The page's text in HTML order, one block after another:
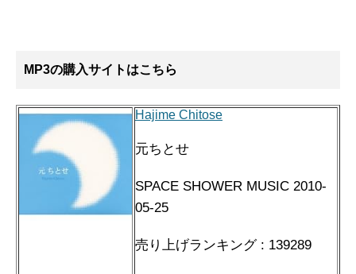
MP3の購入サイトはこちら
Hajime Chitose
元ちとせ
SPACE SHOWER MUSIC 2010-
05-25
売り上げランキング : 139289